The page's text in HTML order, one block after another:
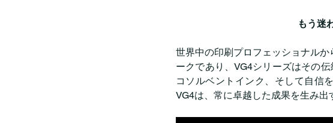
もう迷
世界中の印刷プロフェッショナル
ークであり、VG4シリーズはその
コソルベントインク、そして自信
VG4は、常に卓越した成果を生み出